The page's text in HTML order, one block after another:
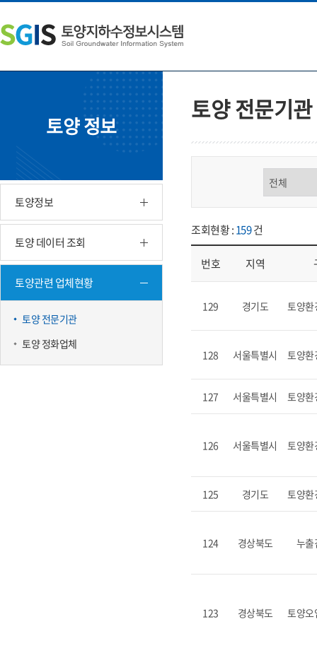
문
내
용
쪽
메
뉴
단
주
소
토양 정보
토양정보
토양 데이터 조회
토양관련 업체현황
토양 전문기관
토양 정화업체
토양 전문기관
조회현황 :159건
번호 지역
129 경기도 토양환
128 서울특별시 토양환
127 서울특별시 토양환
126 서울특별시 토양환
125 경기도 토양환
124 경상북도 누출
123 경상북도 토양오